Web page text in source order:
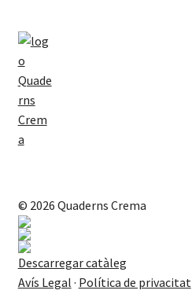
© 2026 Quaderns Crema
Descarregar catàleg
Avís Legal · Política de privacitat